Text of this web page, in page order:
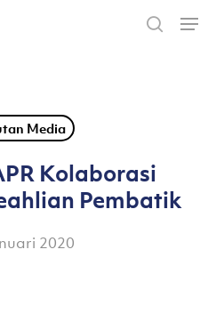
Media
Kolaborasi
Pembatik
2020